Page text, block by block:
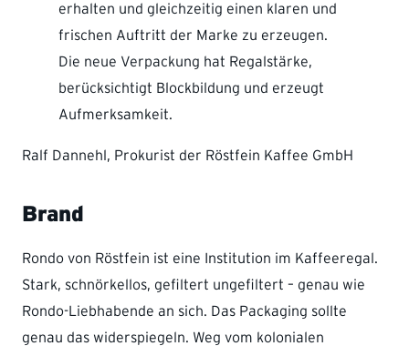
erhalten und gleichzeitig einen klaren und
frischen Auftritt der Marke zu erzeugen.
Die neue Verpackung hat Regalstärke,
berücksichtigt Blockbildung und erzeugt
Aufmerksamkeit.
Ralf Dannehl, Prokurist der Röstfein Kaffee GmbH
Brand
Rondo von Röstfein ist eine Institution im Kaffeeregal.
Stark, schnörkellos, gefiltert ungefiltert – genau wie
Rondo-Liebhabende an sich. Das Packaging sollte
genau das widerspiegeln. Weg vom kolonialen